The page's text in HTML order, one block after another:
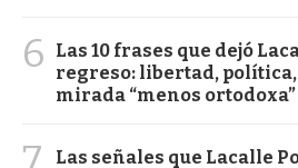
6
Las 10 frases que dejó
regreso: libertad,
mirada “menos ortodoxa”
Las señales que Lacalle